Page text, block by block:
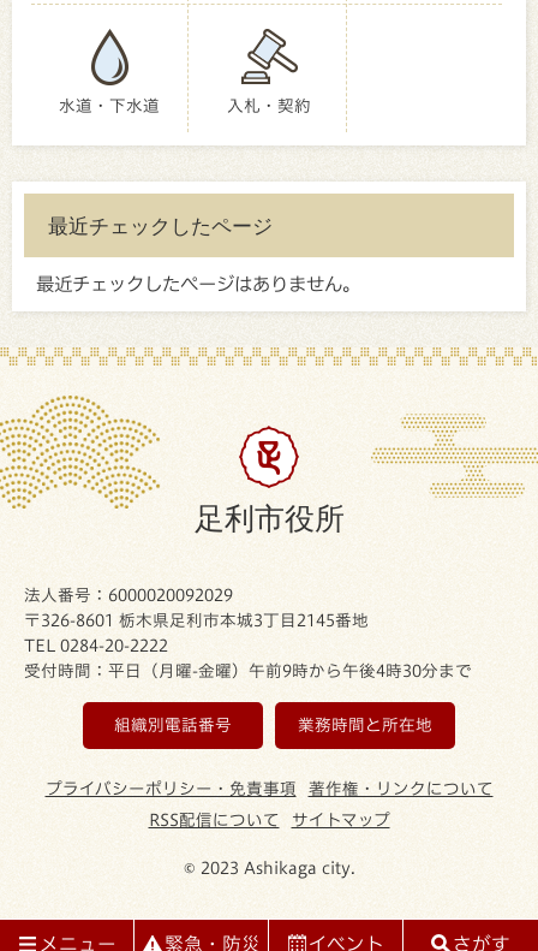
水道・下水道 入札・契約
最近チェックしたページ
最近チェックしたページはありません。
足利市役所
法人番号：6000020092029
〒326-8601 栃木県足利市本城3丁目2145番地
TEL 0284-20-2222
受付時間：平日（月曜-金曜）午前9時から午後4時30分まで
組織別電話番号 業務時間と所在地
プライバシーポリシー・免責事項
著作権・リンクについて
RSS配信について
サイトマップ
© 2023 Ashikaga city.
メニュー 緊急・防災 イベント さがす